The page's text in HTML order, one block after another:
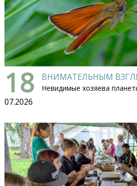
18
07.2026
ВНИМАТЕЛЬНЫМ
Невидимые хозяева